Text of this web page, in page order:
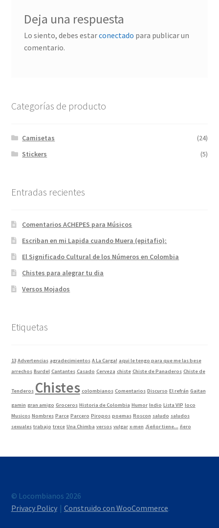
Deja una respuesta
Lo siento, debes estarconectado para publicar un
comentario.
Categorías de producto
Camisetas
(24)
Stickers
(5)
Entradas recientes
Comentarios ACHEPES para Músicos
Escriban en mi Lapida cuando Muera (epitafio):
El Significado Cultural de los Números en Colombia
Chistes para alegrar tu dia
Versos Mojados
Etiquetas
13 Advertencias agradecimientos A La Carga! aqui le tengo para que me las bese
arrechos Burdel Cantantes Casado Cerveza chiste Chiste de Panaderos Chiste de
Tenderos Chistes colombianos Comentarios Discurso El refrán Gaitan
gamin gran amigo Groceros Historia de Colombia Humor Indio Lista VIP loco
Musicos Nombres Parce Parcero Piropos poemas Roscon saludo saludos
sexuales trabajo trece Una Chimba versos vulgar x-men ¿Señor tiene... ñero
© Locombianos 2026
Privacy Policy
Construido con WooCommerce.